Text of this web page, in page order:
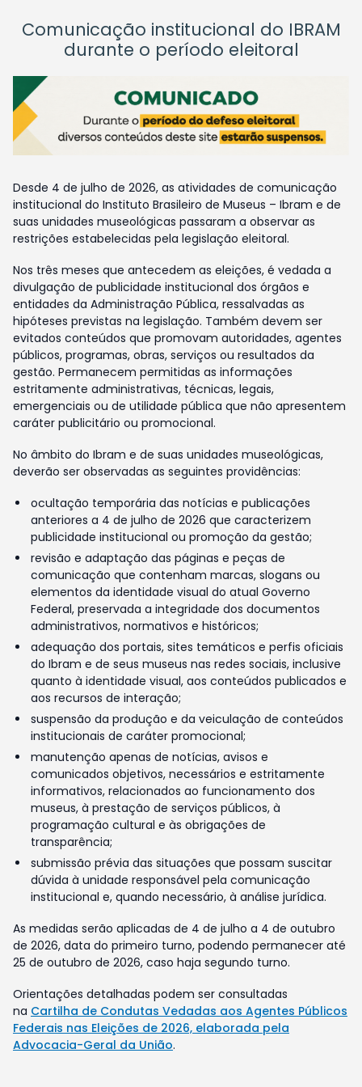
Comunicação institucional do IBRAM
durante o período eleitoral
Desde 4 de julho de 2026, as atividades de comunicação
institucional do Instituto Brasileiro de Museus – Ibram e de
suas unidades museológicas passaram a observar as
restrições estabelecidas pela legislação eleitoral.
Nos três meses que antecedem as eleições, é vedada a
divulgação de publicidade institucional dos órgãos e
entidades da Administração Pública, ressalvadas as
hipóteses previstas na legislação. Também devem ser
evitados conteúdos que promovam autoridades, agentes
públicos, programas, obras, serviços ou resultados da
gestão. Permanecem permitidas as informações
estritamente administrativas, técnicas, legais,
emergenciais ou de utilidade pública que não apresentem
caráter publicitário ou promocional.
No âmbito do Ibram e de suas unidades museológicas,
deverão ser observadas as seguintes providências:
ocultação temporária das notícias e publicações
anteriores a 4 de julho de 2026 que caracterizem
publicidade institucional ou promoção da gestão;
revisão e adaptação das páginas e peças de
comunicação que contenham marcas, slogans ou
elementos da identidade visual do atual Governo
Federal, preservada a integridade dos documentos
administrativos, normativos e históricos;
adequação dos portais, sites temáticos e perfis oficiais
do Ibram e de seus museus nas redes sociais, inclusive
quanto à identidade visual, aos conteúdos publicados e
aos recursos de interação;
suspensão da produção e da veiculação de conteúdos
institucionais de caráter promocional;
manutenção apenas de notícias, avisos e
comunicados objetivos, necessários e estritamente
informativos, relacionados ao funcionamento dos
museus, à prestação de serviços públicos, à
programação cultural e às obrigações de
transparência;
submissão prévia das situações que possam suscitar
dúvida à unidade responsável pela comunicação
institucional e, quando necessário, à análise jurídica.
As medidas serão aplicadas de 4 de julho a 4 de outubro
de 2026, data do primeiro turno, podendo permanecer até
25 de outubro de 2026, caso haja segundo turno.
Orientações detalhadas podem ser consultadas
na Cartilha de Condutas Vedadas aos Agentes Públicos
Federais nas Eleições de 2026, elaborada pela
Advocacia-Geral da União.